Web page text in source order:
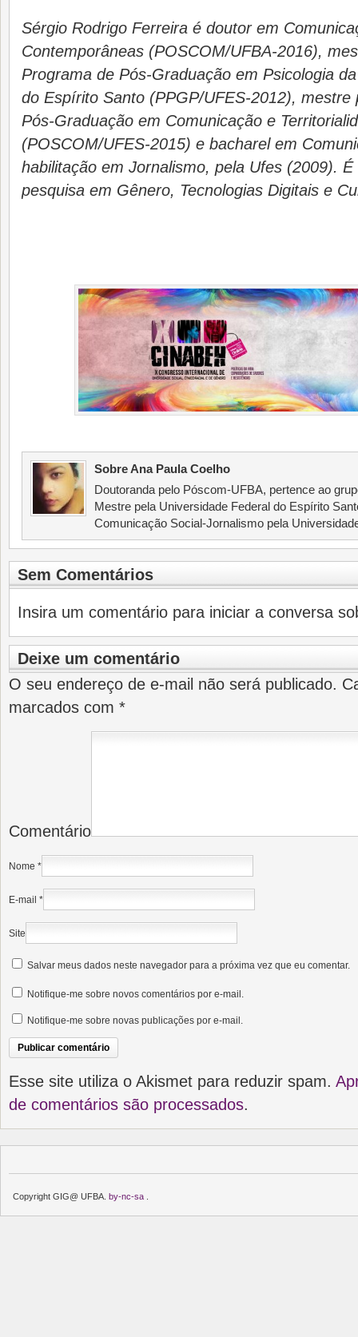
Sérgio Rodrigo Ferreira é doutor em
Contemporâneas (POSCOM/UFBA-2016),
Programa de Pós-Graduação em Psicologia
do Espírito Santo (PPGP/UFES-2012), mestre
Pós-Graduação em Comunicação e
(POSCOM/UFES-2015) e bacharel em
habilitação em Jornalismo, pela Ufes (2009).
pesquisa em Gênero, Tecnologias Digitais e
Sobre Ana Paula Coelho
Doutoranda pelo Póscom-UFBA, pertence ao
Mestre pela Universidade Federal do Espírito
Comunicação Social-Jornalismo pela
Sem Comentários
Insira um comentário para iniciar a conversa
Deixe um comentário
O seu endereço de e-mail não será publicado.
marcados com *
Comentário
Nome *
E-mail *
Site
Salvar meus dados neste navegador para a próxima vez que eu comentar.
Notifique-me sobre novos comentários por e-mail.
Notifique-me sobre novas publicações por e-mail.
Esse site utiliza o Akismet para reduzir spam.
de comentários são processados.
Copyright GIG@ UFBA. by-nc-sa